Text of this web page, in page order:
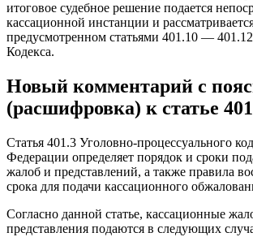
итоговое судебное решение подается
кассационной инстанции и
предусмотренном статьями 401.10 —
Кодекса.
Новый комментарий с
(расшифровка) к статье
Статья 401.3 Уголовно-процессуального
Федерации определяет порядок и сроки
жалоб и представлений, а также правила
срока для подачи кассационного
Согласно данной статье, кассационные
представления подаются в следующих